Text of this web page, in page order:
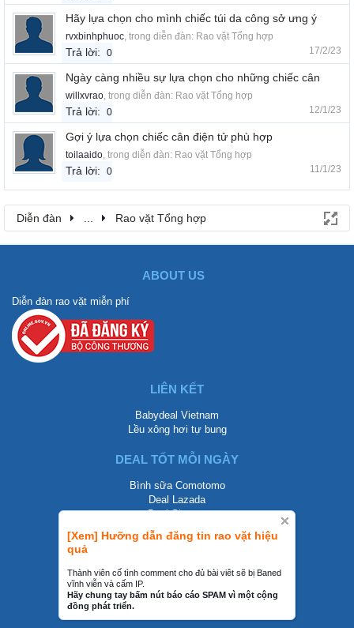
[Xem] Hưỡng dẫn đăng tin rao vặt hiệu
quả
Thành viên cố tình comment cho đủ bài viêt sẽ bị Baned
vĩnh viễn và cấm IP.
Hãy chung tay bấm nút báo cáo SPAM vì một cộng
đồng phát triển.
Hãy lựa chọn cho mình chiếc túi da công sở ưng ý
rvxbinhphuoc , trong diễn đàn: Rao vặt Tổng hợp
Trả lời: 0 17/2/23
Ngày càng nhiều sự lựa chọn cho những chiếc cân
willxvrao , trong diễn đàn: Rao vặt Tổng hợp
Trả lời: 0 12/1/23
Gợi ý lựa chọn chiếc cân điện tử phù hợp
toilaaido , trong diễn đàn: Rao vặt Tổng hợp
Trả lời: 0 11/1/23
Diễn đàn Rao vặt Tổng hợp
ABOUT US
Diễn đàn rao vặt miễn phí
LIÊN KẾT
Babydeal Vietnam
Lều xông hơi tự bung
DEAL TỐT MỖI NGÀY
Bình sữa Comotomo
Deal Lazada
Deal Shopee
LIÊN HỆ
0858002468
contact@mraovat.vn